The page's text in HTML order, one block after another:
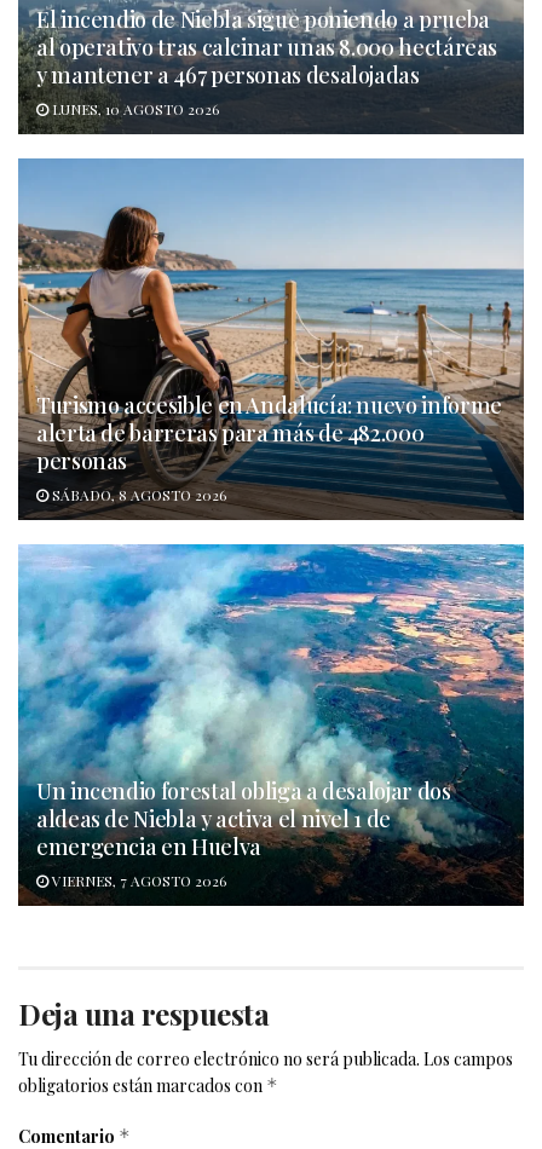
El incendio de Niebla sigue poniendo a prueba
al operativo tras calcinar unas 8.000 hectáreas
y mantener a 467 personas desalojadas
LUNES, 10 AGOSTO 2026
Turismo accesible en Andalucía: nuevo informe
alerta de barreras para más de 482.000
personas
SÁBADO, 8 AGOSTO 2026
Un incendio forestal obliga a desalojar dos
aldeas de Niebla y activa el nivel 1 de
emergencia en Huelva
VIERNES, 7 AGOSTO 2026
Deja una respuesta
Tu dirección de correo electrónico no será publicada. Los campos
obligatorios están marcados con *
Comentario *